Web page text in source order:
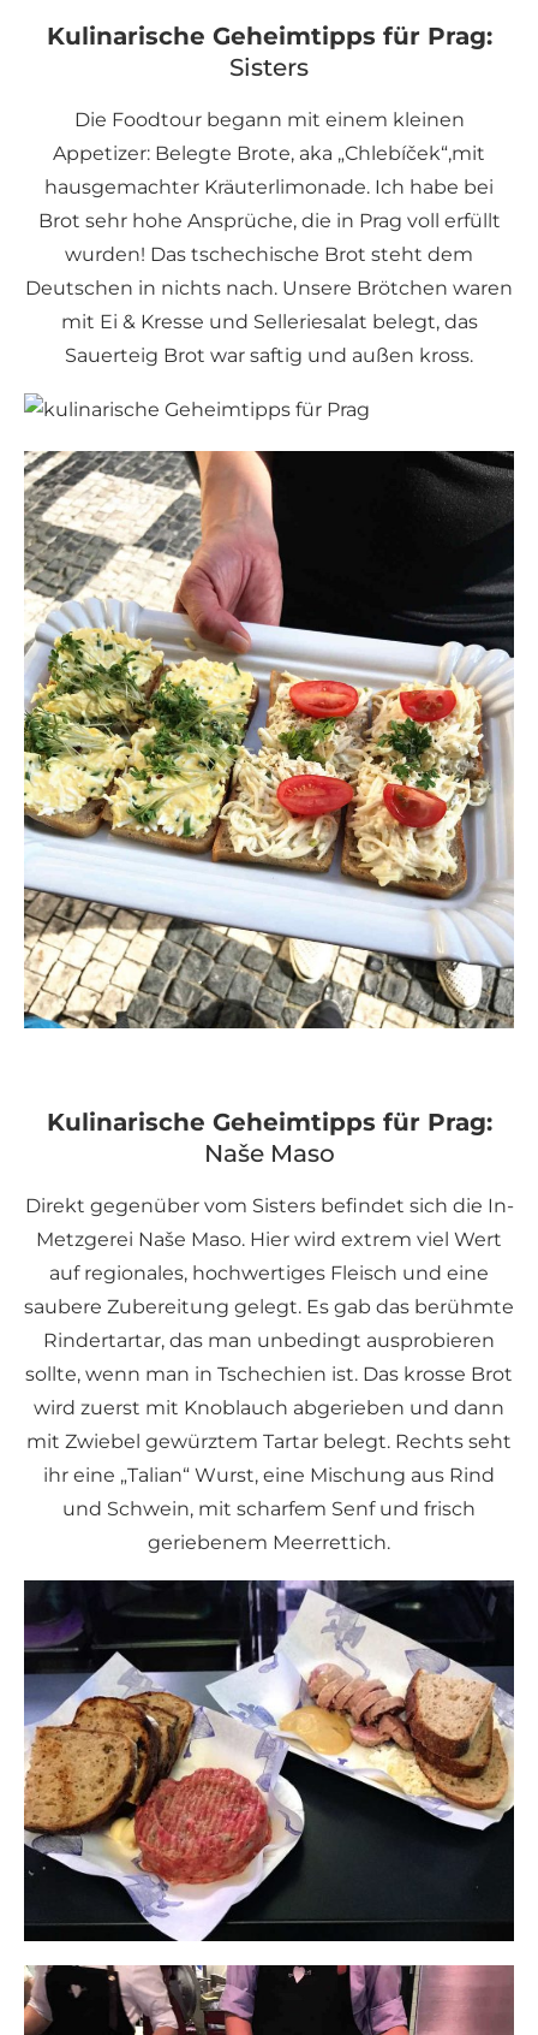
Kulinarische Geheimtipps für Prag:
Sisters
Die Foodtour begann mit einem kleinen
Appetizer: Belegte Brote, aka „Chlebíček“,mit
hausgemachter Kräuterlimonade. Ich habe bei
Brot sehr hohe Ansprüche, die in Prag voll erfüllt
wurden! Das tschechische Brot steht dem
Deutschen in nichts nach. Unsere Brötchen waren
mit Ei & Kresse und Selleriesalat belegt, das
Sauerteig Brot war saftig und außen kross.
Kulinarische Geheimtipps für Prag:
Naše Maso
Direkt gegenüber vom Sisters befindet sich die In-
Metzgerei Naše Maso. Hier wird extrem viel Wert
auf regionales, hochwertiges Fleisch und eine
saubere Zubereitung gelegt. Es gab das berühmte
Rindertartar, das man unbedingt ausprobieren
sollte, wenn man in Tschechien ist. Das krosse Brot
wird zuerst mit Knoblauch abgerieben und dann
mit Zwiebel gewürztem Tartar belegt. Rechts seht
ihr eine „Talian“ Wurst, eine Mischung aus Rind
und Schwein, mit scharfem Senf und frisch
geriebenem Meerrettich.